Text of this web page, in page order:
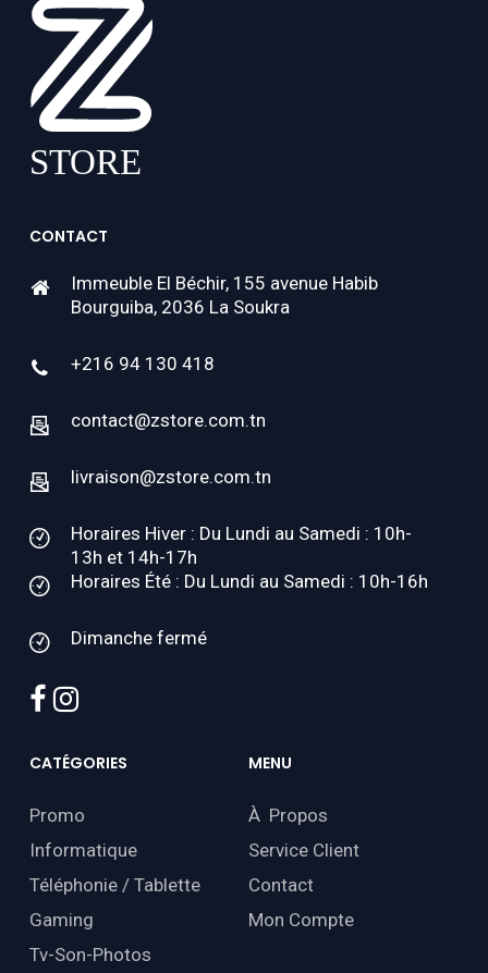
CONTACT
Immeuble El Béchir, 155 avenue Habib
Bourguiba, 2036 La Soukra
+216 94 130 418
contact@zstore.com.tn
livraison@zstore.com.tn
Horaires Hiver : Du Lundi au Samedi : 10h-
13h et 14h-17h
Horaires Été : Du Lundi au Samedi : 10h-16h
Dimanche fermé
facebook
instagram
CATÉGORIES
Promo
Informatique
Téléphonie / Tablette
Gaming
Tv-Son-Photos
MENU
À Propos
Service Client
Contact
Mon Compte